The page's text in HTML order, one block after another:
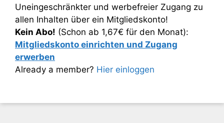
Uneingeschränkter und werbefreier Zugang zu
allen Inhalten über ein Mitgliedskonto!
Kein Abo! (Schon ab 1,67€ für den Monat):
Mitgliedskonto einrichten und Zugang
erwerben
Already a member? Hier einloggen